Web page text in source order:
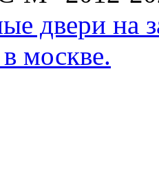
двери на
в москве.